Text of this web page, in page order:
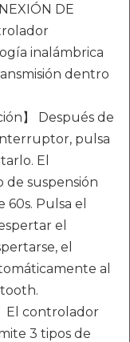
DE
inalámbrica
dentro
】 Después de
pulsa
El
suspensión
Pulsa el
el
el
al
El controlador
3 tipos de